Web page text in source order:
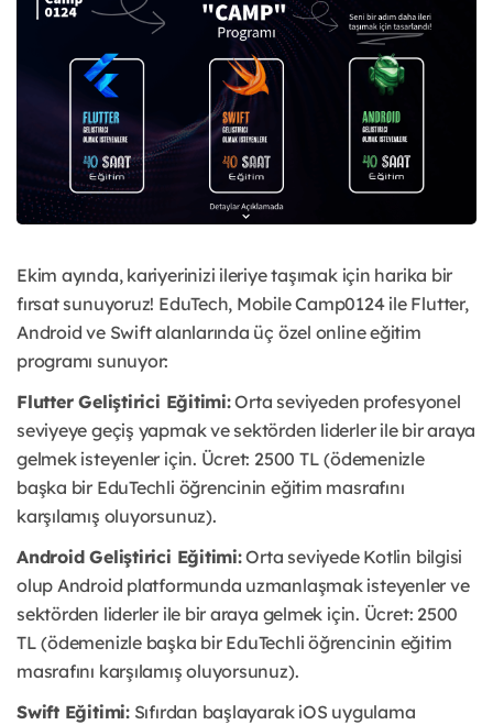
Ekim ayında, kariyerinizi ileriye taşımak için harika bir
fırsat sunuyoruz! EduTech, Mobile Camp0124 ile Flutter,
Android ve Swift alanlarında üç özel online eğitim
programı sunuyor:
Flutter Geliştirici Eğitimi:Orta seviyeden profesyonel
seviyeye geçiş yapmak ve sektörden liderler ile bir araya
gelmek isteyenler için. Ücret: 2500 TL (ödemenizle
başka bir EduTechli öğrencinin eğitim masrafını
karşılamış oluyorsunuz).
Android Geliştirici Eğitimi:Orta seviyede Kotlin bilgisi
olup Android platformunda uzmanlaşmak isteyenler ve
sektörden liderler ile bir araya gelmek için. Ücret: 2500
TL (ödemenizle başka bir EduTechli öğrencinin eğitim
masrafını karşılamış oluyorsunuz).
Swift Eğitimi:Sıfırdan başlayarak iOS uygulama